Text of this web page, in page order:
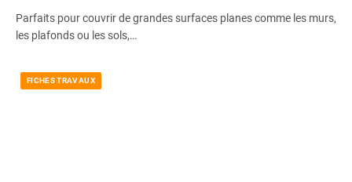
Parfaits pour couvrir de grandes surfaces planes comme les murs,
les plafonds ou les sols,…
FICHES TRAVAUX